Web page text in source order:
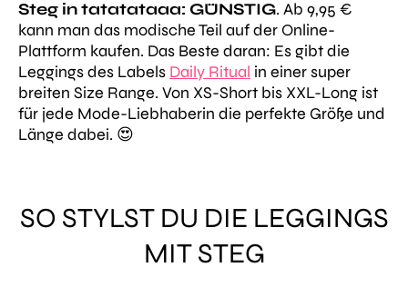
Steg in tatatataaa: GÜNSTIG. Ab 9,95 €
kann man das modische Teil auf der Online-
Plattform kaufen. Das Beste daran: Es gibt die
Leggings des Labels Daily Ritual in einer super
breiten Size Range. Von XS-Short bis XXL-Long ist
für jede Mode-Liebhaberin die perfekte Größe und
Länge dabei. 😍
SO STYLST DU DIE LEGGINGS
MIT STEG